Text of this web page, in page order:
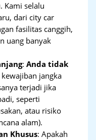
Kami selalu
dari city car
fasilitas canggih,
uang banyak
:Anda tidak
jangka
terjadi jika
seperti
atau risiko
alam).
Khusus: Apakah